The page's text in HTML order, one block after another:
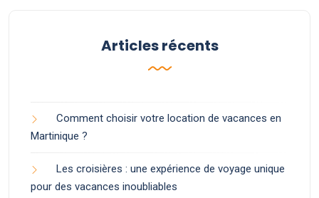
Articles récents
Comment choisir votre location de vacances en
Martinique ?
Les croisières : une expérience de voyage unique
pour des vacances inoubliables